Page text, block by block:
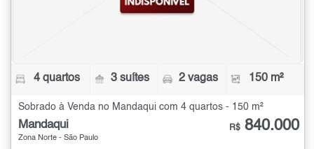
4 quartos 3 suítes 2 vagas 150 m²
Sobrado à Venda no Mandaqui com 4 quartos - 150 m²
Mandaqui
Zona Norte - São Paulo
R$ 840.000